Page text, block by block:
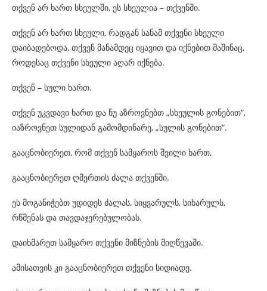
თქვენ არ ხართ სხეულში, ეს სხეულია – თქვენში.
თქვენ არ ხართ სხეული, რადგან სანამ თქვენი სხეული
დაიბადებოდა, თქვენ მანამდეც იყავით და იქნებით მაშინაც,
როდესაც თქვენი სხეული აღარ იქნება.
თქვენ – სული ხართ.
თქვენ უკვდავი ხართ და ნუ აზროვნებთ „სხეულის გონებით“,
იაზროვნეთ სულიდან გამომდინარე, „სულის გონებით“.
გააცნობიერეთ, რომ თქვენ სამყაროს შვილი ხართ,
გააცნობიერეთ ღმერთის ძალა თქვენში.
ეს მოგანიჭებთ უდიდეს ძალას, სიყვარულს, სიხარულს,
რწმენას და თავდაჯერებულობას.
დაიხმარეთ სამყარო თქვენი მიზნების მიღწევაში.
ამისათვის კი გააცნობიერეთ თქვენი სიდიადე.